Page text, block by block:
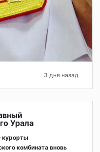
3 дня назад
Урала
курорты
комбината вновь